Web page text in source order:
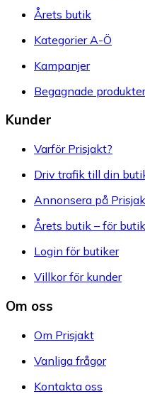
Årets butik
Kategorier A-Ö
Kampanjer
Begagnade produkter
Kunder
Varför Prisjakt?
Driv trafik till din
Annonsera på
Årets butik – för
Login för butiker
Villkor för kunder
Om oss
Om Prisjakt
Vanliga frågor
Kontakta oss